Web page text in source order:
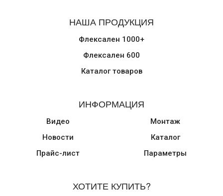
НАША ПРОДУКЦИЯ
Флексален 1000+
Флексален 600
Каталог товаров
ИНФОРМАЦИЯ
Видео
Новости
Прайс-лист
Монтаж
Каталог
Параметры
ХОТИТЕ КУПИТЬ?